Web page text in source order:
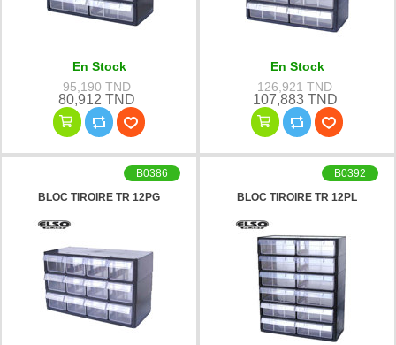
En Stock
95,190 TND
80,912 TND
En Stock
126,921 TND
107,883 TND
BLOC TIROIRE TR 12PG
B0386
BLOC TIROIRE TR 12PL
B0392